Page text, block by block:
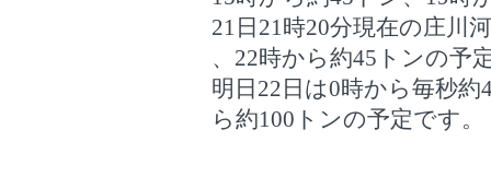
21日21時20分現在の庄川
、22時から約45トンの予
明日22日は0時から毎秒
ら約100トンの予定です。